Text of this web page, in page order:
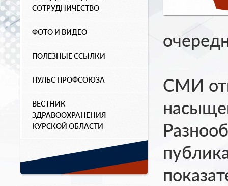
СОТРУДНИЧЕСТВО
ФОТО И ВИДЕО
ПОЛЕЗНЫЕ ССЫЛКИ
ПУЛЬС ПРОФСОЮЗА
ВЕСТНИК
ЗДРАВООХРАНЕНИЯ
КУРСКОЙ ОБЛАСТИ
СМИ